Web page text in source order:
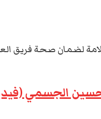
لضمان صحة فريق
حسين الجسمي